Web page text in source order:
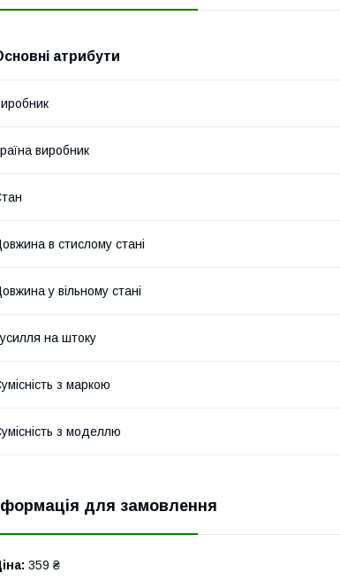
атрибути
виробник
в стислому стані
у вільному стані
на штоку
з маркою
з моделлю
для замовлення
359 ₴